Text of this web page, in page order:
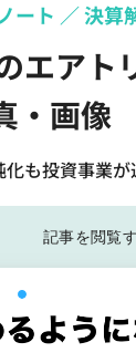
エアト
・画像
も投資事業
ート 決算
記事を閲覧